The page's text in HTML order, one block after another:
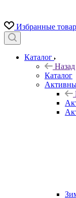
Избранные
Каталог
Назад
Каталог